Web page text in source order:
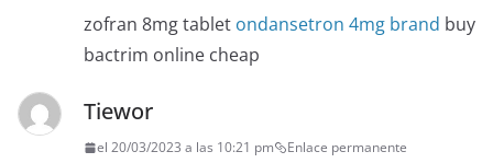
zofran 8mg tablet ondansetron 4mg brand buy
bactrim online cheap
Tiewor
el 20/03/2023 a las 10:21 pm Enlace permanente